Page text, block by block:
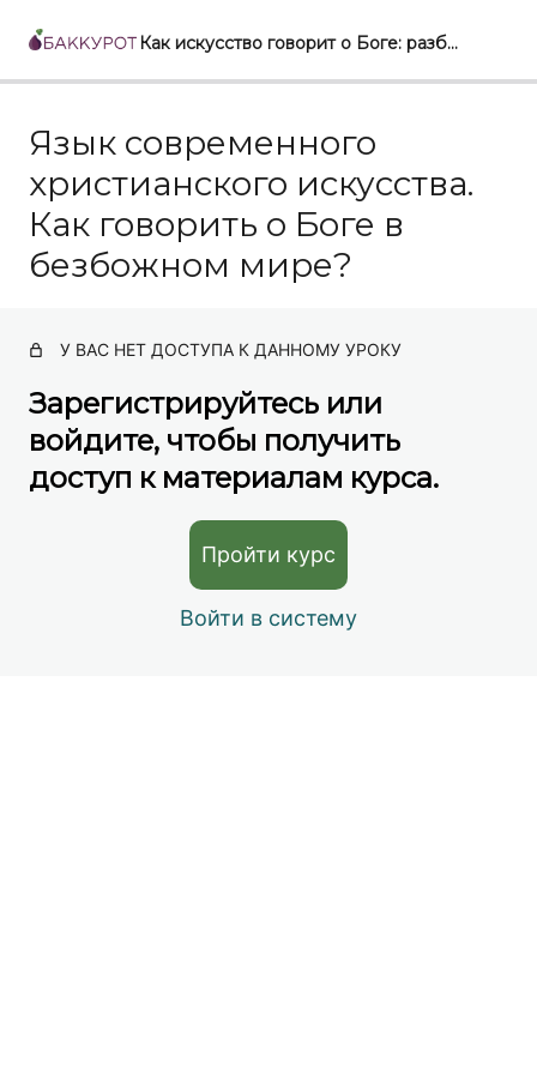
Как искусство говорит о Боге: разбираем все от икон до современных арт-проектов. Персональный пакет
Искусство как диалог с Богом
Мозаики Равенны – образ Небесного Царства
Византия. Свет Преображения
Джотто. Поворот к человеку
Иванов — Ге — Поленов. Поиски Христа
Язык современного христианского искусства. Как
говорить о Боге в безбожном мире?
Картина Рембранта «Блудный сын». Как художник
изображает библейский сюжет?
«Страстная седмица в древней и новой
Язык современного
христианского искусства.
Как говорить о Боге в
безбожном мире?
У ВАС НЕТ ДОСТУПА К ДАННОМУ УРОКУ
Зарегистрируйтесь или
войдите, чтобы получить
доступ к материалам курса.
Пройти курс
Войти в систему